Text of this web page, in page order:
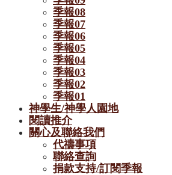
季報08
季報07
季報06
季報05
季報04
季報03
季報02
季報01
神學生/神學人園地
閱讀推介
關心及聯絡我們
代禱事項
聯絡查詢
捐款支持/訂閱季報